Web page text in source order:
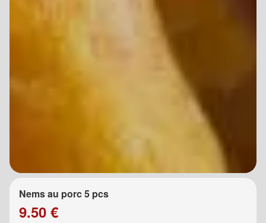
Nems au porc 5 pcs
9.50 €